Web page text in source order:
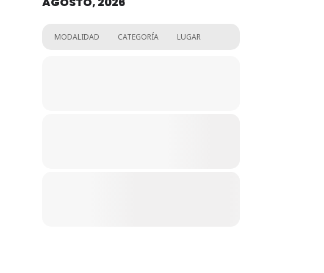
MODALIDAD CATEGORÍA LUGAR